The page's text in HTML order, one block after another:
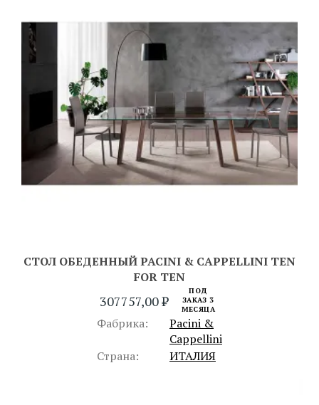
СТОЛ ОБЕДЕННЫЙ PACINI & CAPPELLINI TEN
FOR TEN
307757,00₽
ПОД
ЗАКАЗ 3
МЕСЯЦА
Фабрика:
Pacini &
Cappellini
Страна:
ИТАЛИЯ